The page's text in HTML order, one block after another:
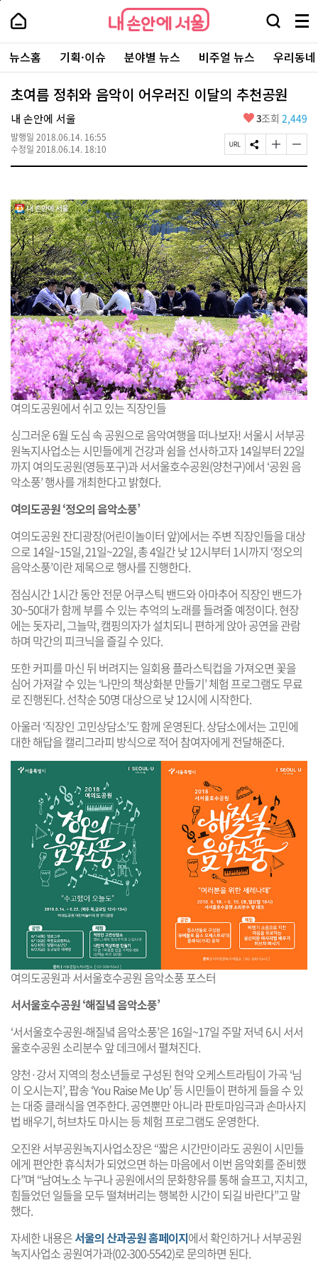
본
로
가
내
손
안
에
서
울
-
서
울
시
대
표
소
털
내
손
에
울
검
창
열
기
메
뉴
전
체
보
주
요
서
뉴스홈 기획·이슈 분야별 뉴스 비주얼 뉴스 우리동
초여름 정취와 음악이 어우러진 이달의 추천공원
내 손안에 서울
발행일 2018.06.14. 16:55
수정일 2018.06.14. 18:10
좋
요
3조회 2,449
페
이
R
L
복
사
S
N
유
하
기
글
자
크
게
변
경
하
기
글
자
작
게
변
경
하
기
여의도공원에서 쉬고 있는 직장인들
싱그러운 6월 도심 속 공원으로 음악여행을 떠나보자! 서울시 서부공
원녹지사업소는 시민들에게 건강과 쉼을 선사하고자 14일부터 22일
까지 여의도공원(영등포구)과 서서울호수공원(양천구)에서 ‘공원 음
악소풍’ 행사를 개최한다고 밝혔다.
여의도공원 ‘정오의 음악소풍’
여의도공원 잔디광장(어린이놀이터 앞)에서는 주변 직장인들을 대상
으로 14일~15일, 21일~22일, 총 4일간 낮 12시부터 1시까지 ‘정오의
음악소풍’이란 제목으로 행사를 진행한다.
점심시간 1시간 동안 전문 어쿠스틱 밴드와 아마추어 직장인 밴드가
30~50대가 함께 부를 수 있는 추억의 노래를 들려줄 예정이다. 현장
에는 돗자리, 그늘막, 캠핑의자가 설치되니 편하게 앉아 공연을 관람
하며 막간의 피크닉을 즐길 수 있다.
또한 커피를 마신 뒤 버려지는 일회용 플라스틱컵을 가져오면 꽃을
심어 가져갈 수 있는 ‘나만의 책상화분 만들기’ 체험 프로그램도 무료
로 진행된다. 선착순 50명 대상으로 낮 12시에 시작한다.
아울러 ‘직장인 고민상담소’도 함께 운영된다. 상담소에서는 고민에
대한 해답을 캘리그라피 방식으로 적어 참여자에게 전달해준다.
여의도공원과 서서울호수공원 음악소풍 포스터
서서울호수공원 ‘해질녘 음악소풍’
‘서서울호수공원-해질녘 음악소풍’은 16일~17일 주말 저녁 6시 서서
울호수공원 소리분수 앞 데크에서 펼쳐진다.
양천·강서 지역의 청소년들로 구성된 현악 오케스트라팀이 가곡 ‘님
이 오시는지’, 팝송 ‘You Raise Me Up’ 등 시민들이 편하게 들을 수 있
는 대중 클래식을 연주한다. 공연뿐만 아니라 판토마임극과 손마사지
법 배우기, 허브차도 마시는 등 체험 프로그램도 운영한다.
오진완 서부공원녹지사업소장은 “짧은 시간만이라도 공원이 시민들
에게 편안한 휴식처가 되었으면 하는 마음에서 이번 음악회를 준비했
다”며 “남여노소 누구나 공원에서의 문화향유를 통해 슬프고, 지치고,
힘들었던 일들을 모두 떨쳐버리는 행복한 시간이 되길 바란다”고 말
했다.
자세한 내용은서울의 산과공원 홈페이지에서 확인하거나 서부공원
녹지사업소 공원여가과(02-300-5542)로 문의하면 된다.
페
상
단
로